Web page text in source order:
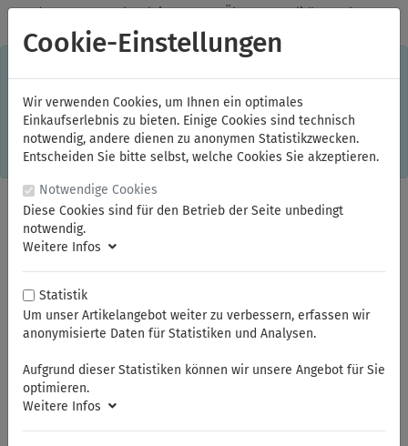
✓Jeden Monat starke Aktionen ✓Über 20 Qualitätsmarken ✓
Kostenlose Lieferung im Inland ab 150,00 Euro Bruttowarenwert
Einkaufserlebnis. Dabei werden beispielsweise die Session-
Informationen oder die Spracheinstellung auf Ihrem Rechner
gespeichert. Ohne Cookies ist der Funktionsumfang des
Online-Shops eingeschränkt. Sind Sie damit nicht
einverstanden, klicken Sie bitte hier.
Sommerferien
Cookie-Einstellungen
Wir verwenden Cookies, um Ihnen ein optimales
Einkaufserlebnis zu bieten. Einige Cookies sind technisch
notwendig, andere dienen zu anonymen Statistikzwecken.
Entscheiden Sie bitte selbst, welche Cookies Sie akzeptieren.
Notwendige Cookies
Diese Cookies sind für den Betrieb der Seite unbedingt
notwendig.
Weitere Infos
Statistik
Um unser Artikelangebot weiter zu verbessern, erfassen wir
anonymisierte Daten für Statistiken und Analysen.
Aufgrund dieser Statistiken können wir unsere Angebot für Sie
optimieren.
Weitere Infos